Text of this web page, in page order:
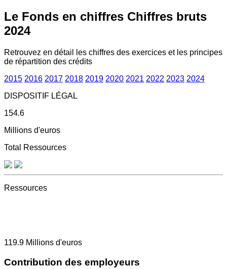
Le Fonds en chiffres Chiffres bruts
2024
Retrouvez en détail les chiffres des exercices et les principes
de répartition des crédits
2015 2016 2017 2018 2019 2020 2021 2022 2023 2024
DISPOSITIF LÉGAL
154.6
Millions d'euros
Total Ressources
Ressources
119.9 Millions d'euros
Contribution des employeurs